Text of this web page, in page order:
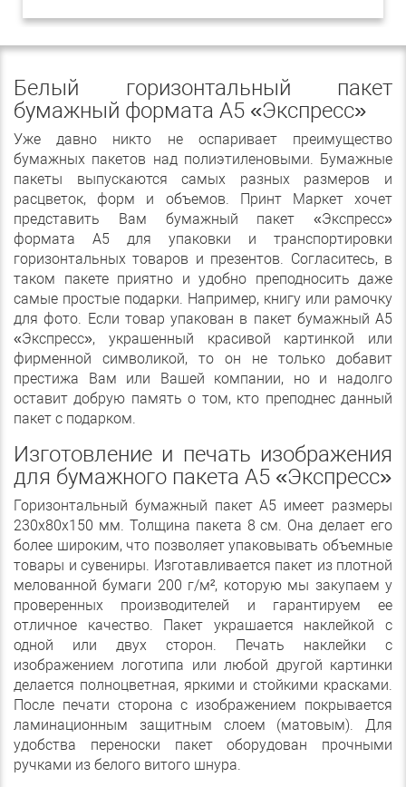
Белый горизонтальный пакет
бумажный формата А5 «Экспресс»
Уже давно никто не оспаривает преимущество
бумажных пакетов над полиэтиленовыми. Бумажные
пакеты выпускаются самых разных размеров и
расцветок, форм и объемов. Принт Маркет хочет
представить Вам бумажный пакет «Экспресс»
формата А5 для упаковки и транспортировки
горизонтальных товаров и презентов. Согласитесь, в
таком пакете приятно и удобно преподносить даже
самые простые подарки. Например, книгу или рамочку
для фото. Если товар упакован в пакет бумажный А5
«Экспресс», украшенный красивой картинкой или
фирменной символикой, то он не только добавит
престижа Вам или Вашей компании, но и надолго
оставит добрую память о том, кто преподнес данный
пакет с подарком.
Изготовление и печать изображения
для бумажного пакета А5 «Экспресс»
Горизонтальный бумажный пакет А5 имеет размеры
230х80х150 мм. Толщина пакета 8 см. Она делает его
более широким, что позволяет упаковывать объемные
товары и сувениры. Изготавливается пакет из плотной
мелованной бумаги 200 г/м², которую мы закупаем у
проверенных производителей и гарантируем ее
отличное качество. Пакет украшается наклейкой с
одной или двух сторон. Печать наклейки с
изображением логотипа или любой другой картинки
делается полноцветная, яркими и стойкими красками.
После печати сторона с изображением покрывается
ламинационным защитным слоем (матовым). Для
удобства переноски пакет оборудован прочными
ручками из белого витого шнура.